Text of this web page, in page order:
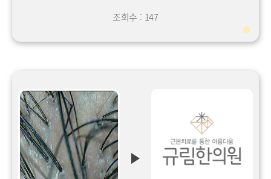
조회수 : 147